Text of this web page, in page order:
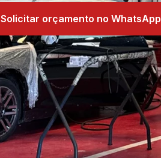
Solicitar orçamento no WhatsApp